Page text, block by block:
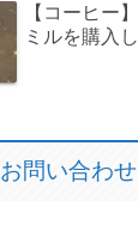
【コーヒー
ミルを購入
お問い合わせ